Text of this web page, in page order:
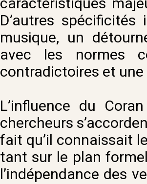
D’autres
musique, un
avec les normes
contradictoires et
L’influence du
chercheurs
fait qu’il connaissait
tant sur le plan
l’indépendance des